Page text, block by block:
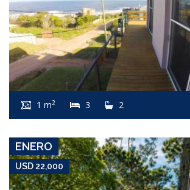
1 m2 3 2
USD 22,000
Apartamento #3947
MANSA
ENERO
USD 22,000